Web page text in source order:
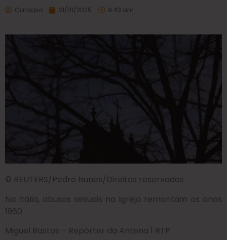
Cardoso 21/01/2025 9:43 am
© REUTERS/Pedro Nunes/Direitos reservados
Na Itália, abusos sexuais na Igreja remontam os anos
1960
Miguel Bastos – Repórter da Antena 1 RTP